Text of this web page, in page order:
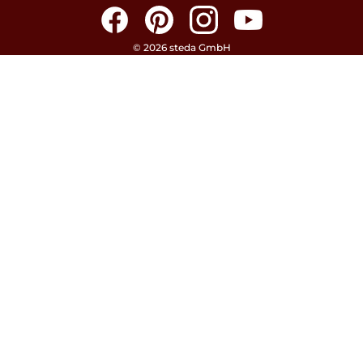
© 2026 steda GmbH
FacebookPinterestInstagramYouTube